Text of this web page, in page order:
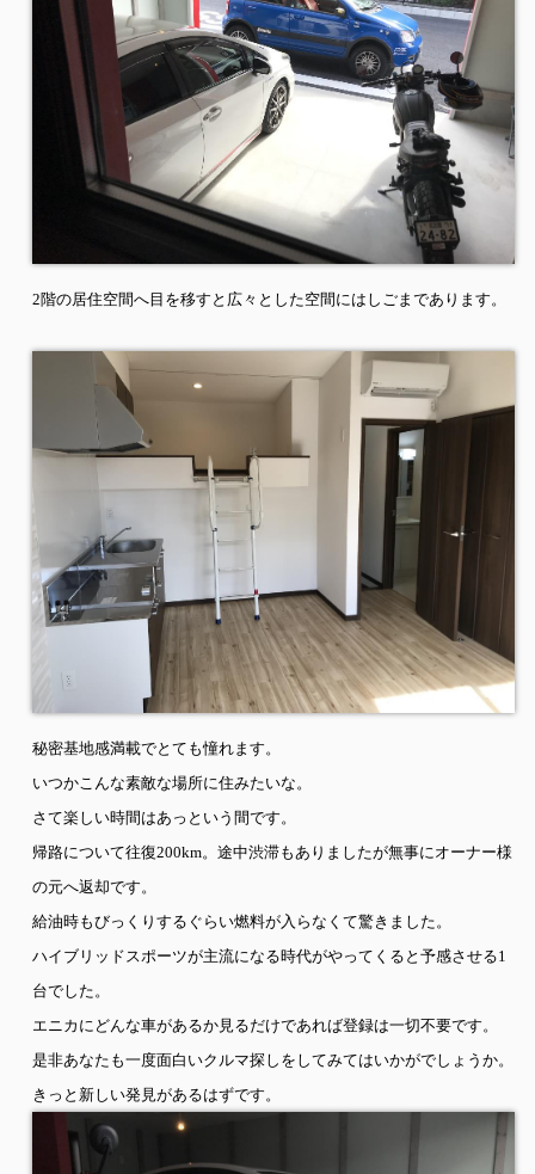
2階の居住空間へ目を移すと広々とした空間にはしごまであります。
秘密基地感満載でとても憧れます。
いつかこんな素敵な場所に住みたいな。
さて楽しい時間はあっという間です。
帰路について往復200km。途中渋滞もありましたが無事にオーナー様
の元へ返却です。
給油時もびっくりするぐらい燃料が入らなくて驚きました。
ハイブリッドスポーツが主流になる時代がやってくると予感させる1
台でした。
エニカにどんな車があるか見るだけであれば登録は一切不要です。
是非あなたも一度面白いクルマ探しをしてみてはいかがでしょうか。
きっと新しい発見があるはずです。